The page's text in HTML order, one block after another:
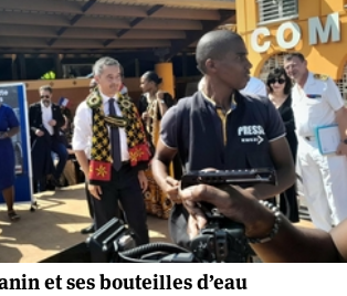
et ses bouteilles d’eau